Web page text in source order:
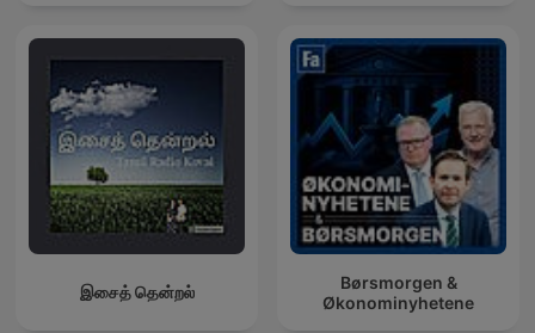
இசைத் தென்றல்
Børsmorgen &
Økonominyhetene